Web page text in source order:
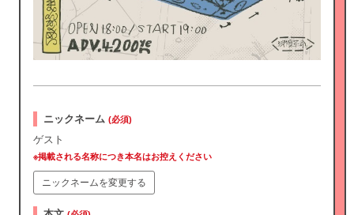
ニックネーム (必須)
ゲスト
※掲載される名称につき本名はお控えください
ニックネームを変更する